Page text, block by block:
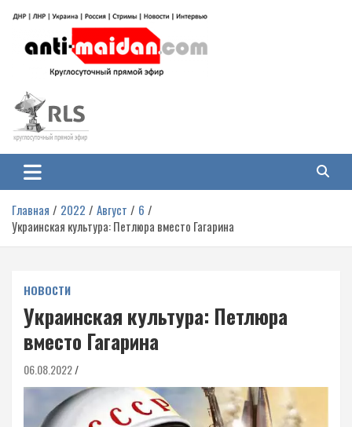
содержимому
Антимайдан: Гражданская война
на Украине
гражданской войне на Украине, включая события в Новороссии, ДНР,
ЛНР и других регионах.
Главная 2022 Август
6
Украинская культура: Петлюра вместо Гагарина
НОВОСТИ
Украинская культура: Петлюра
вместо Гагарина
06.08.2022